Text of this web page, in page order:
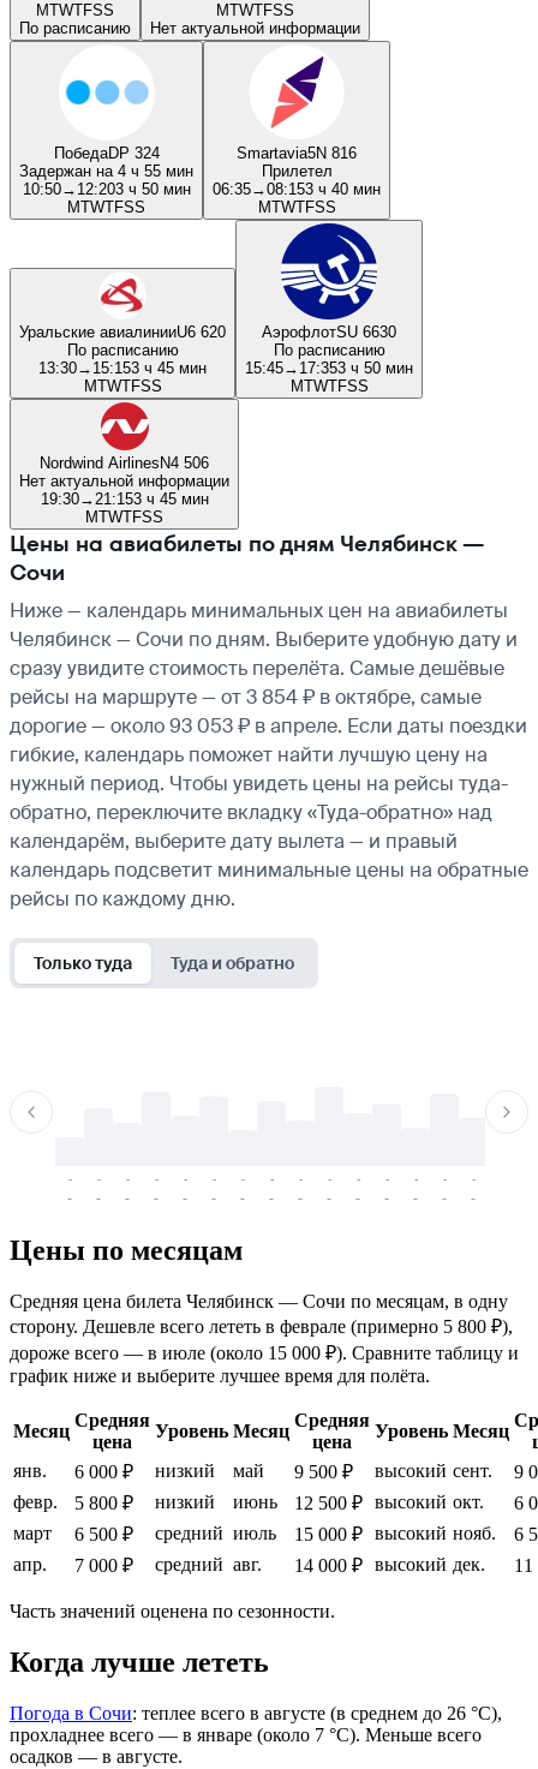
MTWTFSS
По расписанию
MTWTFSS
Нет актуальной информации
ПобедаDP 324
Задержан на 4 ч 55 мин
10:50→ 12:203 ч 50 мин
MTWTFSS
Smartavia5N 816
Прилетел
06:35→08:153 ч 40 мин
MTWTFSS
Уральские авиалинииU6 620
По расписанию
13:30→ 15:153 ч 45 мин
MTWTFSS
АэрофлотSU 6630
По расписанию
15:45→ 17:353 ч 50 мин
MTWTFSS
Nordwind AirlinesN4 506
Нет актуальной информации
19:30→ 21:153 ч 45 мин
MTWTFSS
Цены на авиабилеты по дням Челябинск —
Сочи
Ниже — календарь минимальных цен на авиабилеты
Челябинск — Сочи по дням. Выберите удобную дату и
сразу увидите стоимость перелёта. Самые дешёвые
рейсы на маршруте — от 3 854 ₽ в октябре, самые
дорогие — около 93 053 ₽ в апреле. Если даты поездки
гибкие, календарь поможет найти лучшую цену на
нужный период. Чтобы увидеть цены на рейсы туда-
обратно, переключите вкладку «Туда-обратно» над
календарём, выберите дату вылета — и правый
календарь подсветит минимальные цены на обратные
рейсы по каждому дню.
Только туда Туда и обратно
-
-
-
-
-
-
-
-
-
-
-
-
-
-
-
-
-
-
-
-
-
-
-
-
-
-
-
-
-
-
Цены по месяцам
Средняя цена билета Челябинск — Сочи по месяцам, в одну
сторону. Дешевле всего лететь в феврале (примерно 5 800 ₽),
дороже всего — в июле (около 15 000 ₽). Сравните таблицу и
график ниже и выберите лучшее время для полёта.
Месяц
Средняя
цена
Уровень Месяц
Средняя
цена
Уровень Месяц
янв.
6 000 ₽ низкий май 9 500 ₽ высокий сент.
9
февр.
5 800 ₽ низкий июнь 12 500 ₽ высокий окт.
6
март
6 500 ₽ средний июль 15 000 ₽ высокий нояб.
6
апр.
7 000 ₽ средний авг. 14 000 ₽ высокий дек. 11
Часть значений оценена по сезонности.
Когда лучше лететь
Погода в Сочи: теплее всего в августе (в среднем до 26 °C),
прохладнее всего — в январе (около 7 °C). Меньше всего
осадков — в августе.